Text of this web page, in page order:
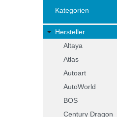
Kategorien
Hersteller
Altaya
Atlas
Autoart
AutoWorld
BOS
Century Dragon